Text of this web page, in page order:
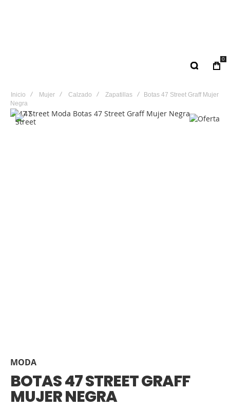
0
Inicio Mujer Calzado Zapatillas
Botas 47 Street Graff Mujer
Negra
MODA
BOTAS 47 STREET GRAFF
MUJER NEGRA